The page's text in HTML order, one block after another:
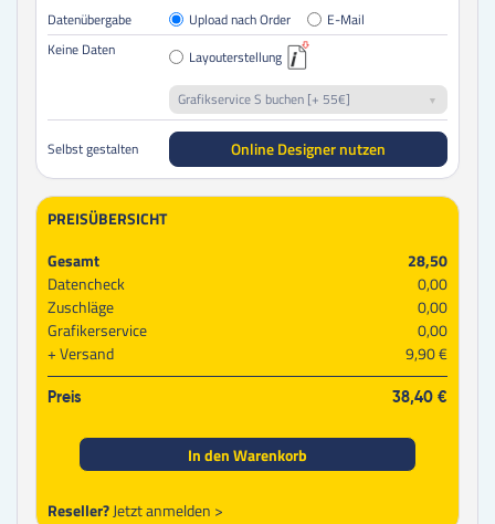
Datenübergabe Upload nach Order
E-Mail
Keine Daten
Layouterstellung
Grafikservice S buchen [+ 55€]
Selbst gestalten Online Designer nutzen
PREISÜBERSICHT
Gesamt
28,50
Datencheck
0,00
Zuschläge
0,00
Grafikerservice
0,00
Versand
9,90 €
Preis 38,40 €
In den Warenkorb
Reseller?Jetzt anmelden >